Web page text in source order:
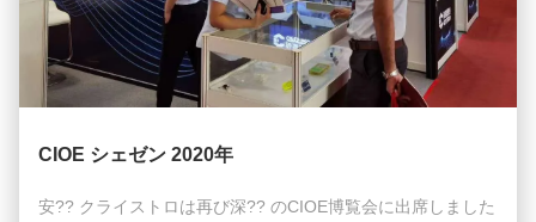
CIOE シェゼン 2020年
安?? クライストロは再び深?? のCIOE博覧会に出席しました